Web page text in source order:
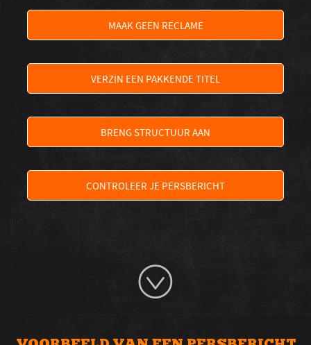
MAAK GEEN RECLAME
VERZIN EEN PAKKENDE TITEL
BRENG STRUCTUUR AAN
CONTROLEER JE PERSBERICHT